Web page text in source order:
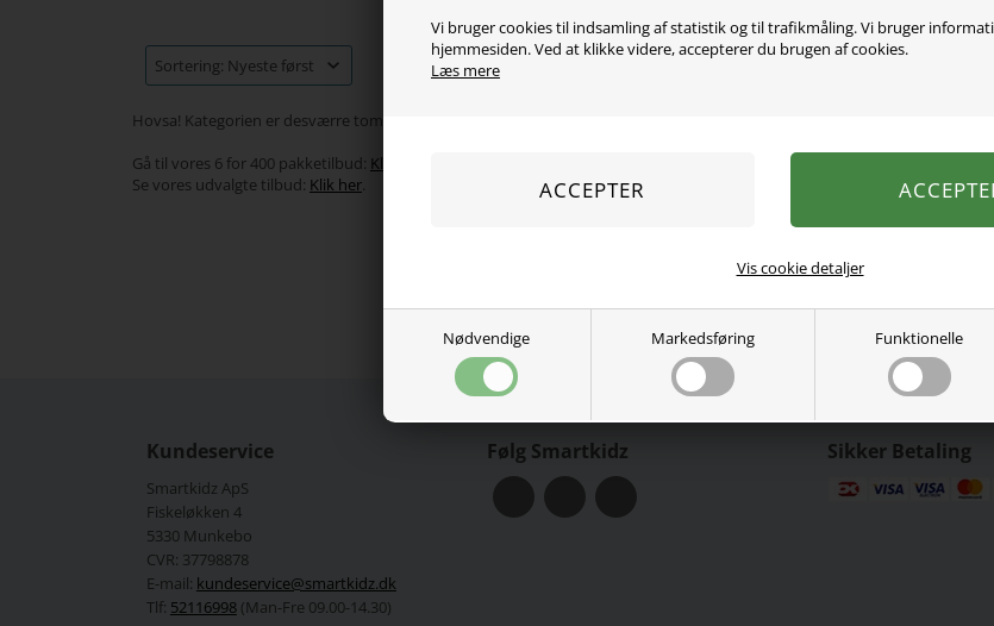
Vi bruger cookies til indsamling af statistik og til trafikmåling. Vi bruger
hjemmesiden. Ved at klikke videre, accepterer du brugen af cookies.
Læs mere
Nødvendige Markedsføring Funktionelle
Vis cookie detaljer
Hovsa! Kategorien er desværre tom!
Gå til vores 6 for 400 pakketilbud: Klik her
Se vores udvalgte tilbud: Klik her.
Kundeservice
Smartkidz ApS
Fiskeløkken 4
5330 Munkebo
CVR: 37798878
E-mail: kundeservice@smartkidz.dk
Tlf: 52116998(Man-Fre 09.00-14.30)
Følg Smartkidz Sikker Betaling